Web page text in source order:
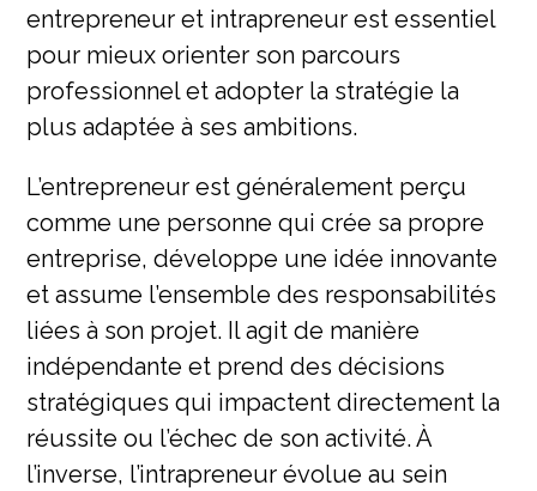
entrepreneur et intrapreneur est essentiel
pour mieux orienter son parcours
professionnel et adopter la stratégie la
plus adaptée à ses ambitions.
L’entrepreneur est généralement perçu
comme une personne qui crée sa propre
entreprise, développe une idée innovante
et assume l’ensemble des responsabilités
liées à son projet. Il agit de manière
indépendante et prend des décisions
stratégiques qui impactent directement la
réussite ou l’échec de son activité. À
l’inverse, l’intrapreneur évolue au sein